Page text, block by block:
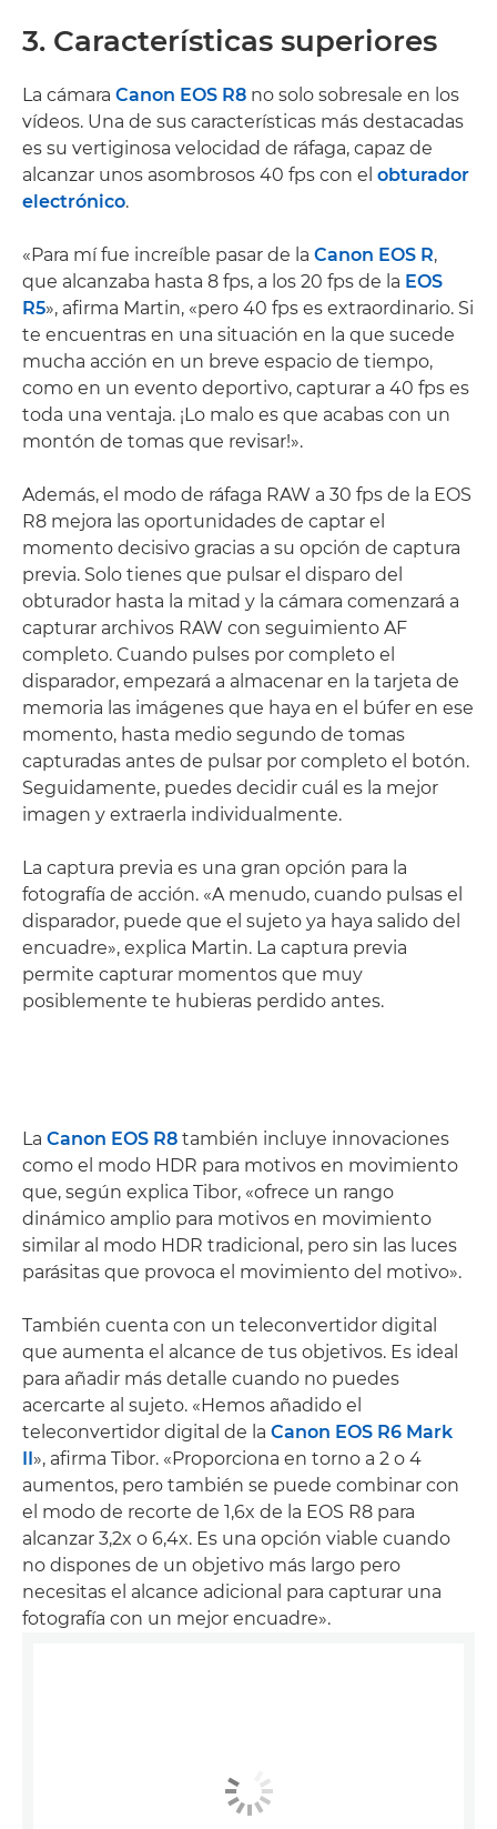
3. Características superiores
La cámara Canon EOS R8 no solo sobresale en los
vídeos. Una de sus características más destacadas
es su vertiginosa velocidad de ráfaga, capaz de
alcanzar unos asombrosos 40 fps con el obturador
electrónico.
«Para mí fue increíble pasar de la Canon EOS R,
que alcanzaba hasta 8 fps, a los 20 fps de la EOS
R5», afirma Martin, «pero 40 fps es extraordinario. Si
te encuentras en una situación en la que sucede
mucha acción en un breve espacio de tiempo,
como en un evento deportivo, capturar a 40 fps es
toda una ventaja. ¡Lo malo es que acabas con un
montón de tomas que revisar!».
Además, el modo de ráfaga RAW a 30 fps de la EOS
R8 mejora las oportunidades de captar el
momento decisivo gracias a su opción de captura
previa. Solo tienes que pulsar el disparo del
obturador hasta la mitad y la cámara comenzará a
capturar archivos RAW con seguimiento AF
completo. Cuando pulses por completo el
disparador, empezará a almacenar en la tarjeta de
memoria las imágenes que haya en el búfer en ese
momento, hasta medio segundo de tomas
capturadas antes de pulsar por completo el botón.
Seguidamente, puedes decidir cuál es la mejor
imagen y extraerla individualmente.
La captura previa es una gran opción para la
fotografía de acción. «A menudo, cuando pulsas el
disparador, puede que el sujeto ya haya salido del
encuadre», explica Martin. La captura previa
permite capturar momentos que muy
posiblemente te hubieras perdido antes.
La Canon EOS R8 también incluye innovaciones
como el modo HDR para motivos en movimiento
que, según explica Tibor, «ofrece un rango
dinámico amplio para motivos en movimiento
similar al modo HDR tradicional, pero sin las luces
parásitas que provoca el movimiento del motivo».
También cuenta con un teleconvertidor digital
que aumenta el alcance de tus objetivos. Es ideal
para añadir más detalle cuando no puedes
acercarte al sujeto. «Hemos añadido el
teleconvertidor digital de la Canon EOS R6 Mark
», afirma Tibor. «Proporciona en torno a 2 o 4
aumentos, pero también se puede combinar con
el modo de recorte de 1,6x de la EOS R8 para
alcanzar 3,2x o 6,4x. Es una opción viable cuando
no dispones de un objetivo más largo pero
necesitas el alcance adicional para capturar una
fotografía con un mejor encuadre».